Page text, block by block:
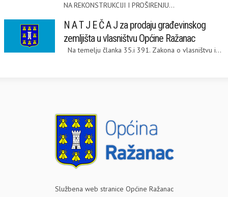
NA REKONSTRUKCIJI I PROŠIRENJU...
N A T J E Č A J za prodaju građevinskog
zemljišta u vlasništvu Općine Ražanac
Na temelju članka 35.i 391. Zakona o vlasništvu i...
Službena web stranice Općine Ražanac